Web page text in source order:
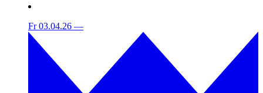
Fr 03.04.26 —